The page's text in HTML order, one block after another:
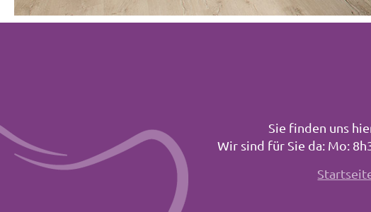
Sie finden uns
Wir sind für Sie da: Mo: